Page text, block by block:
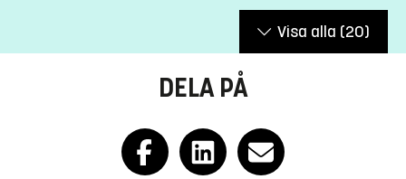
Visa alla (20)
DELA PÅ